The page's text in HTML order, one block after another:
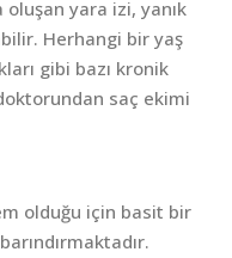
yara izi, yanık
Herhangi bir yaş
gibi bazı kronik
saç ekimi
olduğu için basit bir